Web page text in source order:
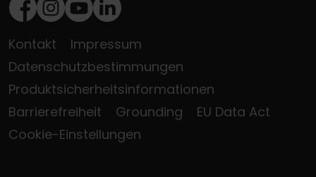
Facebook
Instagram
Youtube
LinkedIn
Kontakt
Impressum
Datenschutzbestimmungen
Produktsicherheitsinformationen
Barrierefreiheit
Grounding
EU Data Act
Cookie-Einstellungen